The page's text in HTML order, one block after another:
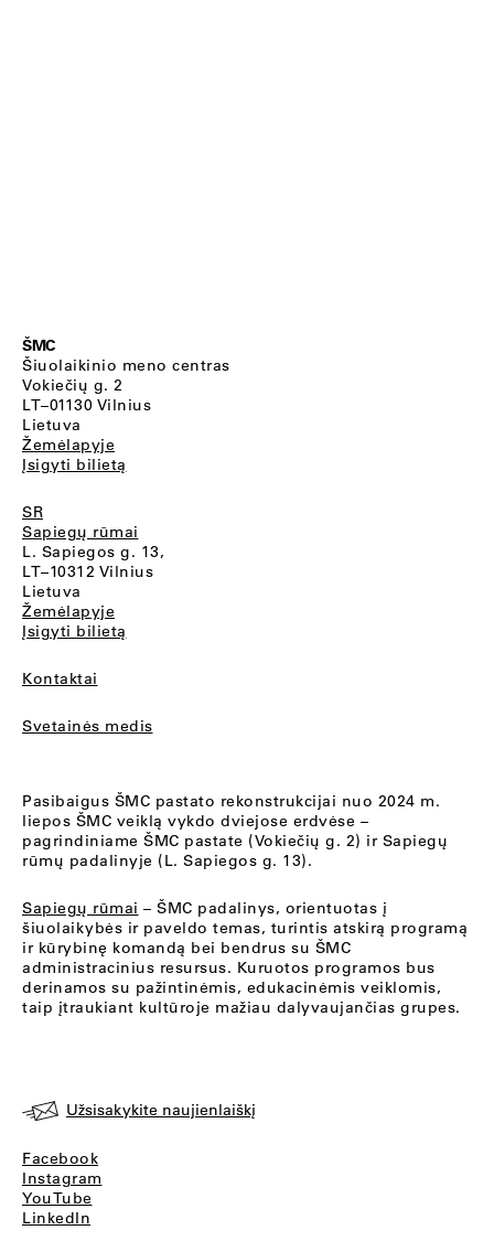
ŠMC
Šiuolaikinio meno centras
Vokiečių g. 2
LT–01130 Vilnius
Lietuva
Žemėlapyje
Įsigyti bilietą
SR
Sapiegų rūmai
L. Sapiegos g. 13,
LT–10312 Vilnius
Lietuva
Žemėlapyje
Įsigyti bilietą
Kontaktai
Svetainės medis
Pasibaigus ŠMC pastato rekonstrukcijai nuo 2024 m.
liepos ŠMC veiklą vykdo dviejose erdvėse –
pagrindiniame ŠMC pastate (Vokiečių g. 2) ir Sapiegų
rūmų padalinyje (L. Sapiegos g. 13).
Sapiegų rūmai – ŠMC padalinys, orientuotas į
šiuolaikybės ir paveldo temas, turintis atskirą programą
ir kūrybinę komandą bei bendrus su ŠMC
administracinius resursus. Kuruotos programos bus
derinamos su pažintinėmis, edukacinėmis veiklomis,
taip įtraukiant kultūroje mažiau dalyvaujančias grupes.
Užsisakykite naujienlaiškį
Facebook
Instagram
YouTube
LinkedIn